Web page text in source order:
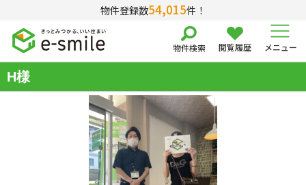
物件登録数54,015件！
物件検索 閲覧履歴 メニュー
H様